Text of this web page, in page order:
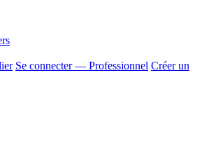
Se connecter — Professionnel Créer un